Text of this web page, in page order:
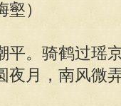
）
平。骑鹤过瑶
夜月，南风微